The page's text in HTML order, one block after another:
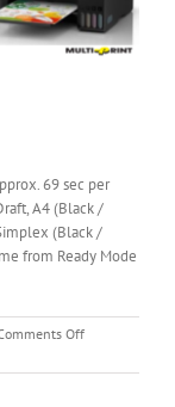
69 sec per
A4 (Black /
(Black /
from Ready Mode
Offon
ECO